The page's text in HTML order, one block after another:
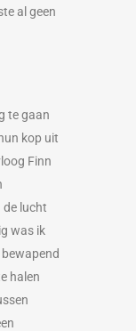
al geen
te gaan
kop uit
Finn
de lucht
was ik
halen